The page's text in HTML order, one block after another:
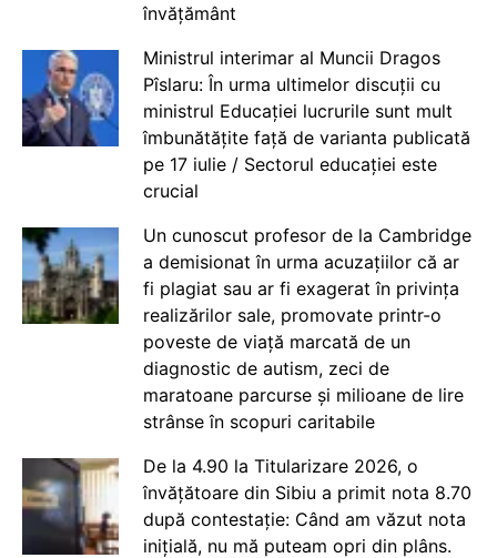
învățământ
Ministrul interimar al Muncii Dragos
Pîslaru: În urma ultimelor discuții cu
ministrul Educației lucrurile sunt mult
îmbunătățite față de varianta publicată
pe 17 iulie / Sectorul educației este
crucial
Un cunoscut profesor de la Cambridge
a demisionat în urma acuzațiilor că ar
fi plagiat sau ar fi exagerat în privința
realizărilor sale, promovate printr-o
poveste de viață marcată de un
diagnostic de autism, zeci de
maratoane parcurse și milioane de lire
strânse în scopuri caritabile
De la 4.90 la Titularizare 2026, o
învățătoare din Sibiu a primit nota 8.70
după contestație: Când am văzut nota
inițială, nu mă puteam opri din plâns.